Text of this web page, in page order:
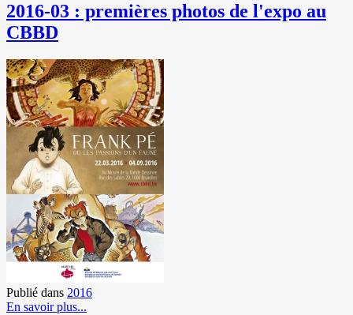
2016-03 : premières photos de l'expo au
CBBD
Publié dans 2016
En savoir plus...